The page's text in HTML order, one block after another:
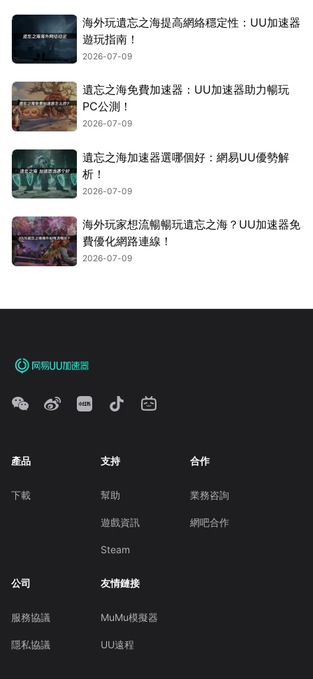
海外玩遺忘之海提高網絡穩定性：UU加速器
遊玩指南！
2026-07-09
遺忘之海免費加速器：UU加速器助力暢玩
PC公測！
2026-07-09
遺忘之海加速器選哪個好：網易UU優勢解
析！
2026-07-09
海外玩家想流暢暢玩遺忘之海？UU加速器免
費優化網路連線！
2026-07-09
產品
下載
支持
幫助
遊戲資訊
Steam
合作
業務咨詢
網吧合作
公司
服務協議
隱私協議
友情鏈接
MuMu模擬器
UU遠程